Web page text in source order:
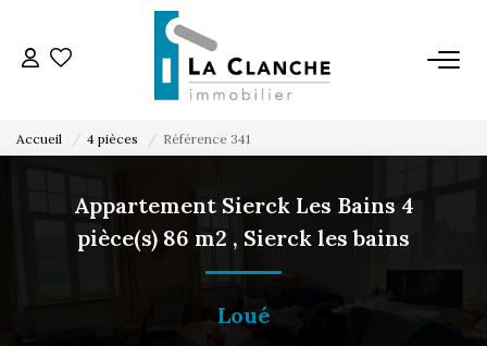
L'AGENCE
VENTE
LOCATION
Accueil 4 pièces Référence 341
Appartement Sierck Les Bains 4
pièce(s) 86 m2 , Sierck les bains
Loué